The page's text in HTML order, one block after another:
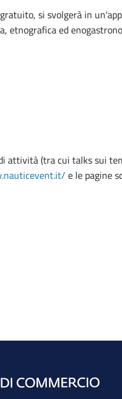
si svolgerà in
etnografica ed
(tra cui talks sui
e le pagine